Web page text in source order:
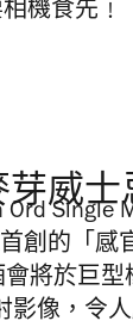
機食先﹗
芽威士
Ord Single
創的「感
會將於巨
影像，令